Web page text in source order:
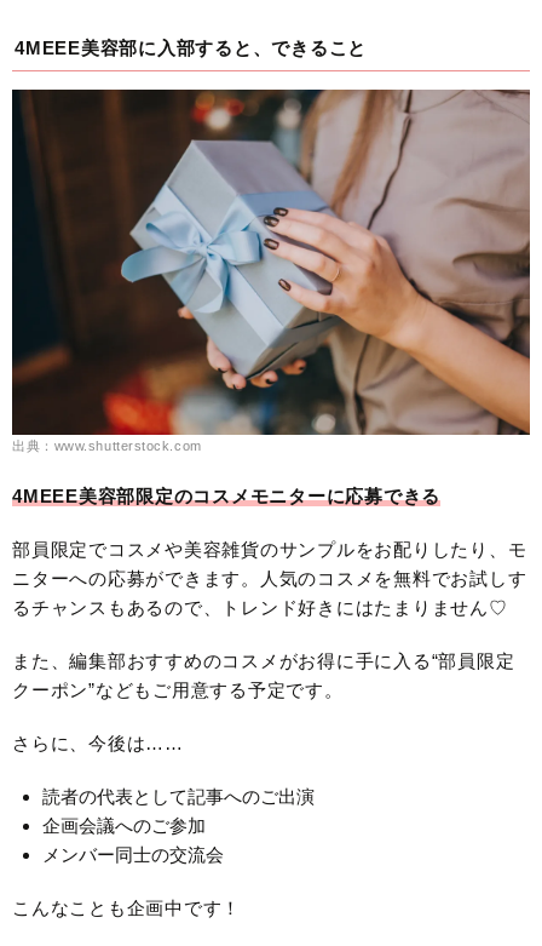
4MEEE美容部に入部すると、できること
出典：www.shutterstock.com
4MEEE美容部限定のコスメモニターに応募できる
部員限定でコスメや美容雑貨のサンプルをお配りしたり、モ
ニターへの応募ができます。人気のコスメを無料でお試しす
るチャンスもあるので、トレンド好きにはたまりません♡
また、編集部おすすめのコスメがお得に手に入る“部員限定
クーポン”などもご用意する予定です。
さらに、今後は……
読者の代表として記事へのご出演
企画会議へのご参加
メンバー同士の交流会
こんなことも企画中です！